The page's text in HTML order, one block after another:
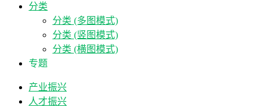
分类
分类 (多图模式)
分类 (竖图模式)
分类 (横图模式)
专题
产业振兴
人才振兴